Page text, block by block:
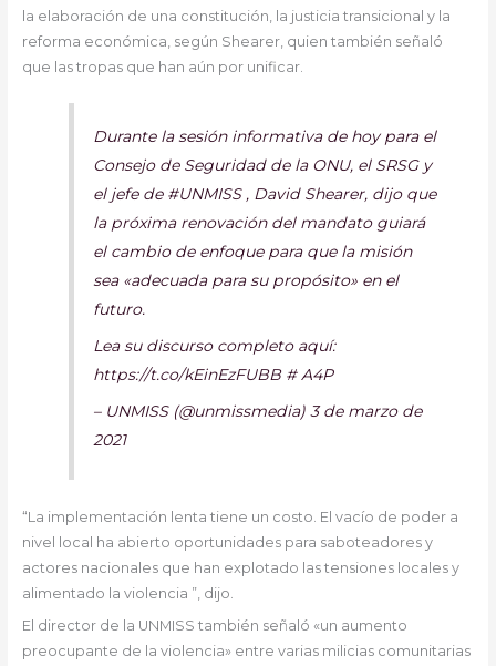
la elaboración de una constitución, la justicia transicional y la
reforma económica, según Shearer, quien también señaló
que las tropas que han aún por unificar.
Durante la sesión informativa de hoy para el
Consejo de Seguridad de la ONU, el SRSG y
el jefe de #UNMISS , David Shearer, dijo que
la próxima renovación del mandato guiará
el cambio de enfoque para que la misión
sea «adecuada para su propósito» en el
futuro.
Lea su discurso completo aquí:
https://t.co/kEinEzFUBB # A4P
– UNMISS (@unmissmedia) 3 de marzo de
2021
“La implementación lenta tiene un costo. El vacío de poder a
nivel local ha abierto oportunidades para saboteadores y
actores nacionales que han explotado las tensiones locales y
alimentado la violencia ”, dijo.
El director de la UNMISS también señaló «un aumento
preocupante de la violencia» entre varias milicias comunitarias